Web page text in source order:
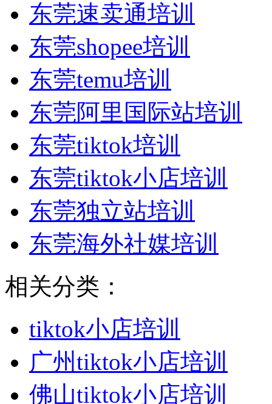
东莞速卖通培训
东莞shopee培训
东莞temu培训
东莞阿里国际站培训
东莞tiktok培训
东莞tiktok小店培训
东莞独立站培训
东莞海外社媒培训
相关分类：
tiktok小店培训
广州tiktok小店培训
佛山tiktok小店培训